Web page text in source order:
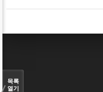
목록
열기